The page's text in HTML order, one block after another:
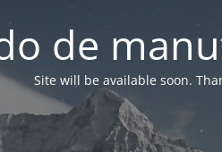
de
Site will be available soon.